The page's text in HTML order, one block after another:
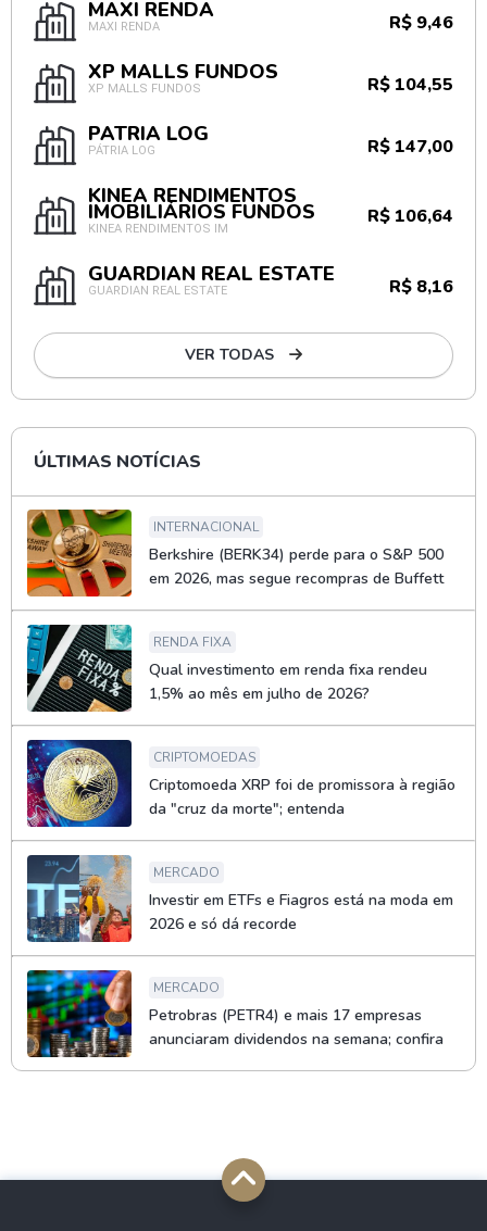
MAXI RENDA
MAXI RENDA R$ 9,46
XP MALLS FUNDOS
XP MALLS FUNDOS R$ 104,55
PÁTRIA LOG
PÁTRIA LOG R$ 147,00
KINEA RENDIMENTOS
IMOBILIÁRIOS FUNDOS
KINEA RENDIMENTOS IM
R$ 106,64
GUARDIAN REAL ESTATE
GUARDIAN REAL ESTATE R$ 8,16
VER TODAS
ÚLTIMAS NOTÍCIAS
INTERNACIONAL
Berkshire (BERK34) perde para o S&P 500
em 2026, mas segue recompras de Buffett
RENDA FIXA
Qual investimento em renda fixa rendeu
1,5% ao mês em julho de 2026?
CRIPTOMOEDAS
Criptomoeda XRP foi de promissora à região
da "cruz da morte"; entenda
MERCADO
Investir em ETFs e Fiagros está na moda em
2026 e só dá recorde
MERCADO
Petrobras (PETR4) e mais 17 empresas
anunciaram dividendos na semana; confira